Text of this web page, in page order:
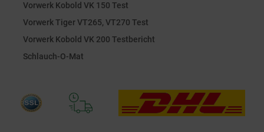
Vorwerk Kobold VK 150 Test
Vorwerk Tiger VT265, VT270 Test
Vorwerk Kobold VK 200 Testbericht
Schlauch-O-Mat